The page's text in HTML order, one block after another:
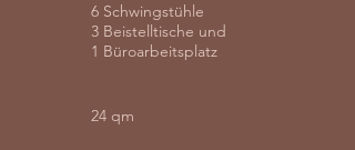
6 Schwingstühle
3 Beistelltische und
1 Büroarbeitsplatz
24 qm